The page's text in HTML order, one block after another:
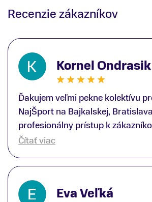
Recenzie zákazníkov
Kornel Ondrasik
Ďakujem veľmi pekne kolektívu
NajŠport na Bajkalskej,
profesionálny prístup k
ďakujem špecialistovi Martinovi
lyžiarskej obuvi, ako aj prilby..
Atomic; Pán Martin Guniš mi
odbornosťou otvoril nové obzory
Čítať viac
Eva Veľká